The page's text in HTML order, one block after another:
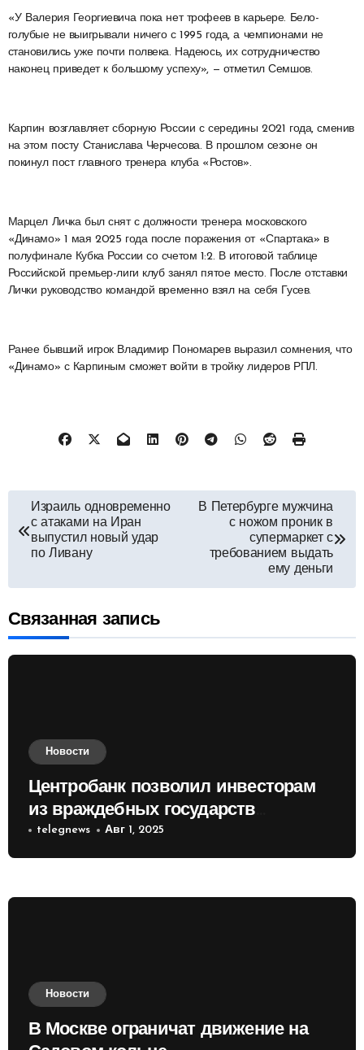
«У Валерия Георгиевича пока нет трофеев в карьере. Бело-
голубые не выигрывали ничего с 1995 года, а чемпионами не
становились уже почти полвека. Надеюсь, их сотрудничество
наконец приведет к большому успеху», — отметил Семшов.
Карпин возглавляет сборную России с середины 2021 года, сменив
на этом посту Станислава Черчесова. В прошлом сезоне он
покинул пост главного тренера клуба «Ростов».
Марцел Личка был снят с должности тренера московского
«Динамо» 1 мая 2025 года после поражения от «Спартака» в
полуфинале Кубка России со счетом 1:2. В итоговой таблице
Российской премьер-лиги клуб занял пятое место. После отставки
Лички руководство командой временно взял на себя Гусев.
Ранее бывший игрок Владимир Пономарев выразил сомнения, что
«Динамо» с Карпиным сможет войти в тройку лидеров РПЛ.
Навигация
по
Израиль одновременно
с атаками на Иран
выпустил новый удар
по Ливану
В Петербурге мужчина
с ножом проник в
супермаркет с
требованием выдать
ему деньги
Связанная запись
Новости
Центробанк позволил инвесторам
из враждебных государств
приобретать валюту
telegnews Авг 1, 2025
Новости
В Москве ограничат движение на